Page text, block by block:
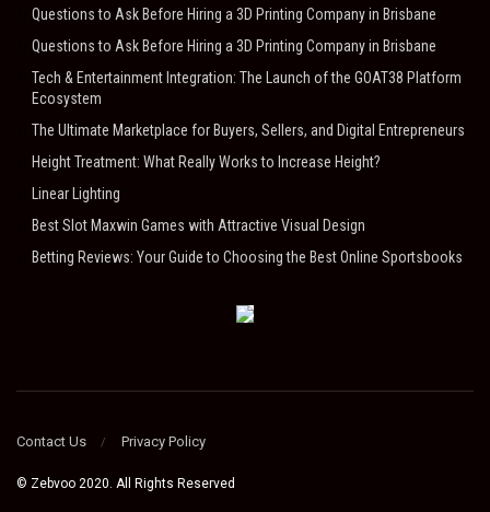
Questions to Ask Before Hiring a 3D Printing Company in Brisbane
Questions to Ask Before Hiring a 3D Printing Company in Brisbane
Tech & Entertainment Integration: The Launch of the GOAT38 Platform
Ecosystem
The Ultimate Marketplace for Buyers, Sellers, and Digital Entrepreneurs
Height Treatment: What Really Works to Increase Height?
Linear Lighting
Best Slot Maxwin Games with Attractive Visual Design
Betting Reviews: Your Guide to Choosing the Best Online Sportsbooks
Contact Us Privacy Policy
© Zebvoo 2020. All Rights Reserved